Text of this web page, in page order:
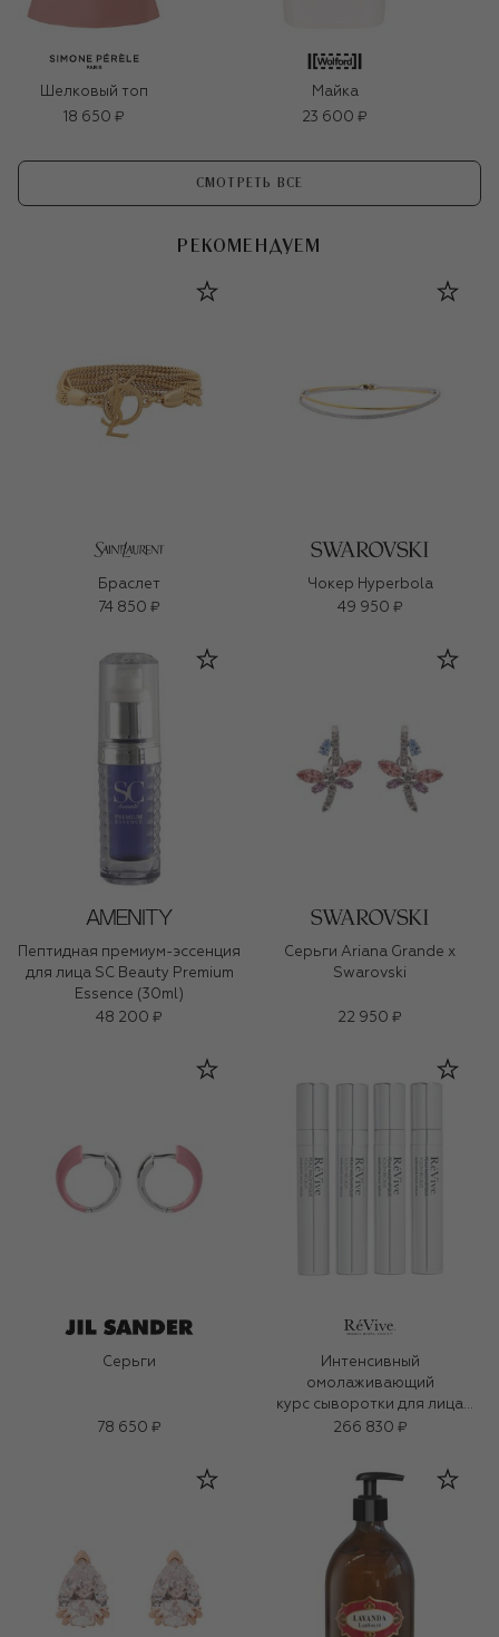
Шелковый топ
18 650 ₽
Майка
23 600 ₽
СМОТРЕТЬ ВСЕ
РЕКОМЕНДУЕМ
Браслет
74 850 ₽
Чокер Hyperbola
49 950 ₽
Пептидная премиум-эссенция
для лица SC Beauty Premium
Essence (30ml)
48 200 ₽
Серьги Ariana Grande x
Swarovski
22 950 ₽
Серьги
78 650 ₽
Интенсивный
омолаживающий
курс сыворотки для лица
(4x5ml)
266 830 ₽